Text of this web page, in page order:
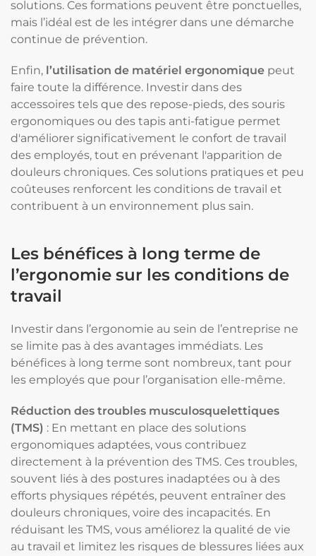
solutions. Ces formations peuvent être ponctuelles,
mais l’idéal est de les intégrer dans une démarche
continue de prévention.
Enfin, l’utilisation de matériel ergonomique peut
faire toute la différence. Investir dans des
accessoires tels que des repose-pieds, des souris
ergonomiques ou des tapis anti-fatigue permet
d'améliorer significativement le confort de travail
des employés, tout en prévenant l'apparition de
douleurs chroniques. Ces solutions pratiques et peu
coûteuses renforcent les conditions de travail et
contribuent à un environnement plus sain.
Les bénéfices à long terme de
l’ergonomie sur les conditions de
travail
Investir dans l’ergonomie au sein de l’entreprise ne
se limite pas à des avantages immédiats. Les
bénéfices à long terme sont nombreux, tant pour
les employés que pour l’organisation elle-même.
Réduction des troubles musculosquelettiques
(TMS) : En mettant en place des solutions
ergonomiques adaptées, vous contribuez
directement à la prévention des TMS. Ces troubles,
souvent liés à des postures inadaptées ou à des
efforts physiques répétés, peuvent entraîner des
douleurs chroniques, voire des incapacités. En
réduisant les TMS, vous améliorez la qualité de vie
au travail et limitez les risques de blessures liées aux